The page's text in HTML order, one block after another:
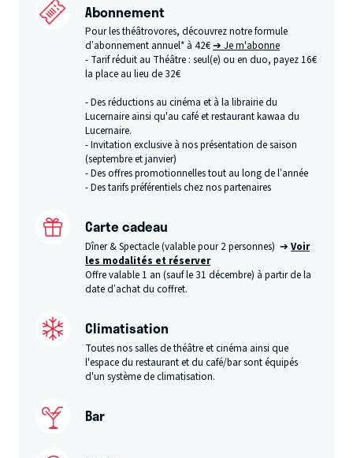
Abonnement
Pour les théâtrovores, découvrez notre formule
d’abonnement annuel* à 42€➔ Je m'abonne
- Tarif réduit au Théâtre : seul(e) ou en duo, payez 16€
la place au lieu de 32€
- Des réductions au cinéma et à la librairie du
Lucernaire ainsi qu'au café et restaurant kawaa du
Lucernaire.
- Invitation exclusive à nos présentation de saison
(septembre et janvier)
- Des offres promotionnelles tout au long de l’année
- Des tarifs préférentiels chez nos partenaires
Carte cadeau
Dîner & Spectacle (valable pour 2 personnes) ➔Voir
les modalités et réserver
Offre valable 1 an (sauf le 31 décembre) à partir de la
date d’achat du coffret.
Climatisation
Toutes nos salles de théâtre et cinéma ainsi que
l'espace du restaurant et du café/bar sont équipés
d'un système de climatisation.
Bar